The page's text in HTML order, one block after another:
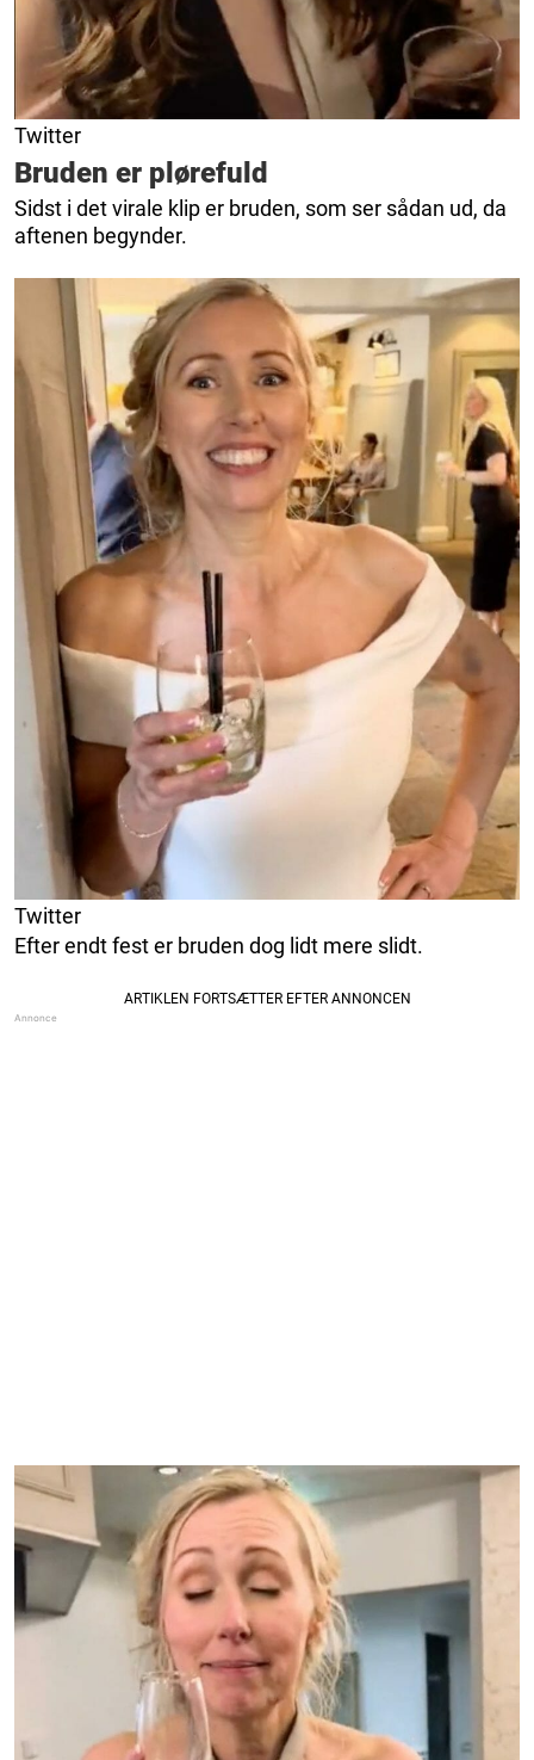
Twitter
Bruden er plørefuld
Sidst i det virale klip er bruden, som ser sådan ud, da
aftenen begynder.
Twitter
Efter endt fest er bruden dog lidt mere slidt.